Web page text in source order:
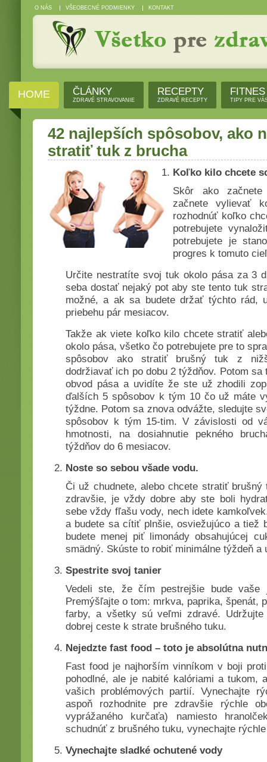
O NÁS VŠEOBECNÉ PODMIENKY KONTAKT
HOME ČLÁNKY
ZDRAVÉ STRAVOVANIE
RECEPTY
ZDRAVÉ RECEPTY
FITNES
TIPY PRE
42 najlepších spôsobov, ako
stratiť tuk z brucha
Koľko kilo chcete
Skôr ako
začnete vylievať
rozhodnúť koľko
potrebujete
potrebujete je
progres k tomuto
Určite nestratíte svoj tuk okolo pása za 3
seba dostať nejaký pot aby ste tento tuk
možné, a ak sa budete držať týchto rád,
priebehu pár mesiacov.
Takže ak viete koľko kilo chcete stratiť
okolo pása, všetko čo potrebujete pre to
spôsobov ako stratiť brušný tuk z
dodržiavať ich po dobu 2 týždňov. Potom
obvod pása a uvidíte že ste už zhodili
ďalších 5 spôsobov k tým 10 čo už máte
týždne. Potom sa znova odvážte, sledujte
spôsobov k tým 15-tim. V závislosti od
hmotnosti, na dosiahnutie pekného
týždňov do 6 mesiacov.
Noste so sebou všade vodu.
Či už chudnete, alebo chcete stratiť
zdravšie, je vždy dobre aby ste boli
sebe vždy fľašu vody, nech idete
a budete sa cítiť plnšie, osviežujúco a tiež
budete menej piť limonády obsahujúcej
smädný. Skúste to robiť minimálne týždeň a
Spestrite svoj tanier
Vedeli ste, že čím pestrejšie bude vaše
Premýšľajte o tom: mrkva, paprika, špenát,
farby, a všetky sú veľmi zdravé.
dobrej ceste k strate brušného tuku.
Nejedzte fast food – toto je absolútna
Fast food je najhorším vinníkom v boji
pohodlné, ale je nabité kalóriami a tukom,
vašich problémových partií. Vynechajte
aspoň rozhodnite pre zdravšie rýchle
vyprážaného kurčaťa) namiesto
schudnúť z brušného tuku, vynechajte
Vynechajte sladké ochutené vody